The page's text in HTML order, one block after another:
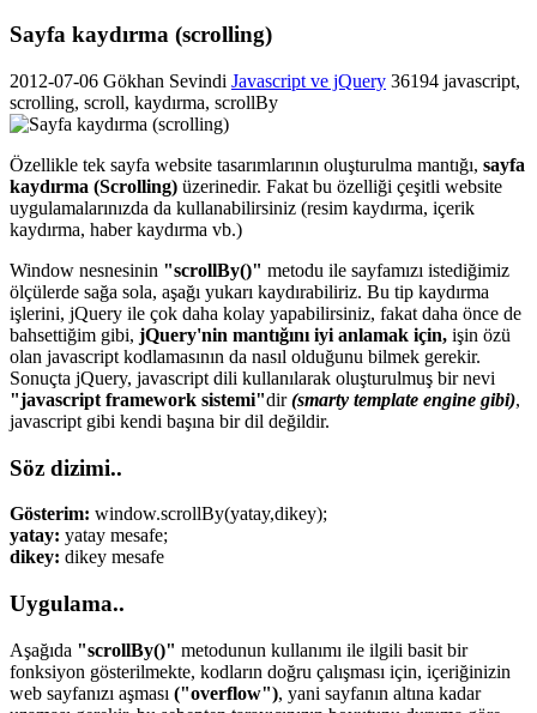
Sayfa kaydırma (scrolling)
2012-07-06 Gökhan Sevindi Javascript ve jQuery 36194 javascript,
scrolling, scroll, kaydırma, scrollBy
Özellikle tek sayfa website tasarımlarının oluşturulma mantığı, sayfa
kaydırma (Scrolling) üzerinedir. Fakat bu özelliği çeşitli website
uygulamalarınızda da kullanabilirsiniz (resim kaydırma, içerik
kaydırma, haber kaydırma vb.)
Window nesnesinin "scrollBy()" metodu ile sayfamızı istediğimiz
ölçülerde sağa sola, aşağı yukarı kaydırabiliriz. Bu tip kaydırma
işlerini, jQuery ile çok daha kolay yapabilirsiniz, fakat daha önce de
bahsettiğim gibi, jQuery'nin mantığını iyi anlamak için, işin özü
olan javascript kodlamasının da nasıl olduğunu bilmek gerekir.
Sonuçta jQuery, javascript dili kullanılarak oluşturulmuş bir nevi
"javascript framework sistemi"dir(smarty template engine gibi),
javascript gibi kendi başına bir dil değildir.
Söz dizimi..
Gösterim: window.scrollBy(yatay,dikey);
yatay: yatay mesafe;
dikey: dikey mesafe
Uygulama..
Aşağıda "scrollBy()" metodunun kullanımı ile ilgili basit bir
fonksiyon gösterilmekte, kodların doğru çalışması için, içeriğinizin
web sayfanızı aşması ("overflow"), yani sayfanın altına kadar